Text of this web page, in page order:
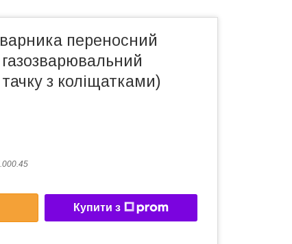
переносний
з коліщатками)
Купити з